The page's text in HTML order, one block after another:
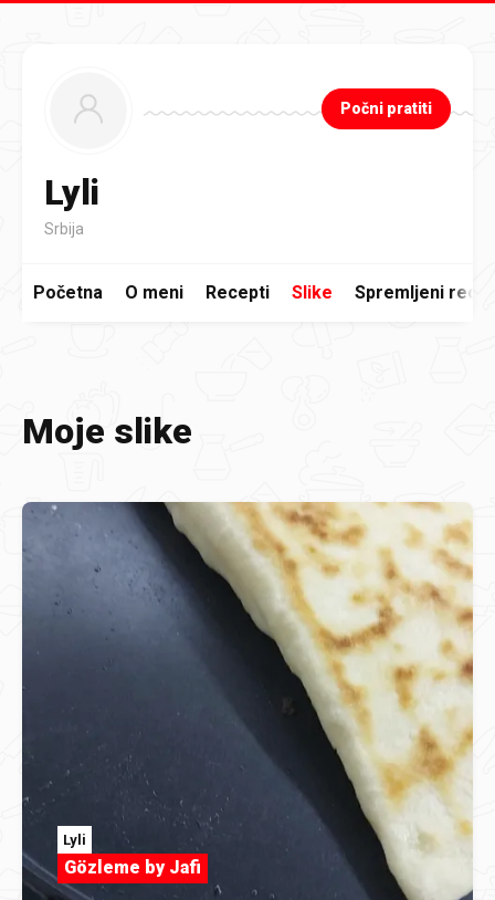
Lyli
Srbija
Počni pratiti
Početna O meni Recepti Slike Spremljeni
Moje slike
Lyli
Gözleme by Jafi